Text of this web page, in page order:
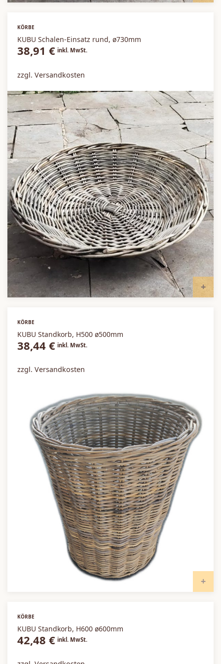
KÖRBE
KUBU Schalen-Einsatz rund, ø730mm
38,91 € inkl. MwSt.
zzgl. Versandkosten
KÖRBE
KUBU Standkorb, H500 ø500mm
38,44 € inkl. MwSt.
zzgl. Versandkosten
KÖRBE
KUBU Standkorb, H600 ø600mm
42,48 € inkl. MwSt.